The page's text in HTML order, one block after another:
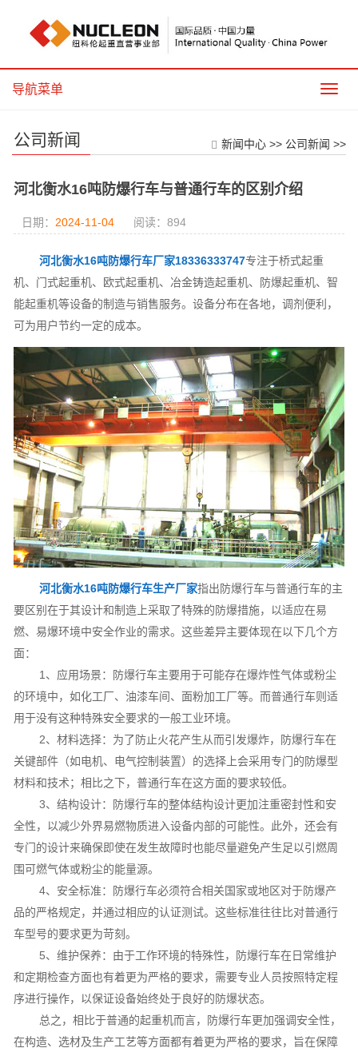
导
单
导航菜单
公司新闻 新闻中心 >> 公司新闻 >>
河北衡水16吨防爆行车与普通行车的区别介绍
日期： 2024-11-04 阅读： 894
河北衡水16吨防爆行车厂家18336333747专注于桥式起重
机、门式起重机、欧式起重机、冶金铸造起重机、防爆起重机、智
能起重机等设备的制造与销售服务。设备分布在各地，调剂便利，
可为用户节约一定的成本。
河北衡水16吨防爆行车生产厂家指出防爆行车与普通行车的主
要区别在于其设计和制造上采取了特殊的防爆措施，以适应在易
燃、易爆环境中安全作业的需求。这些差异主要体现在以下几个方
面：
1、应用场景：防爆行车主要用于可能存在爆炸性气体或粉尘
的环境中，如化工厂、油漆车间、面粉加工厂等。而普通行车则适
用于没有这种特殊安全要求的一般工业环境。
2、材料选择：为了防止火花产生从而引发爆炸，防爆行车在
关键部件（如电机、电气控制装置）的选择上会采用专门的防爆型
材料和技术；相比之下，普通行车在这方面的要求较低。
3、结构设计：防爆行车的整体结构设计更加注重密封性和安
全性，以减少外界易燃物质进入设备内部的可能性。此外，还会有
专门的设计来确保即使在发生故障时也能尽量避免产生足以引燃周
围可燃气体或粉尘的能量源。
4、安全标准：防爆行车必须符合相关国家或地区对于防爆产
品的严格规定，并通过相应的认证测试。这些标准往往比对普通行
车型号的要求更为苛刻。
5、维护保养：由于工作环境的特殊性，防爆行车在日常维护
和定期检查方面也有着更为严格的要求，需要专业人员按照特定程
序进行操作，以保证设备始终处于良好的防爆状态。
总之，相比于普通的起重机而言，防爆行车更加强调安全性，
在构造、选材及生产工艺等方面都有着更为严格的要求，旨在保障